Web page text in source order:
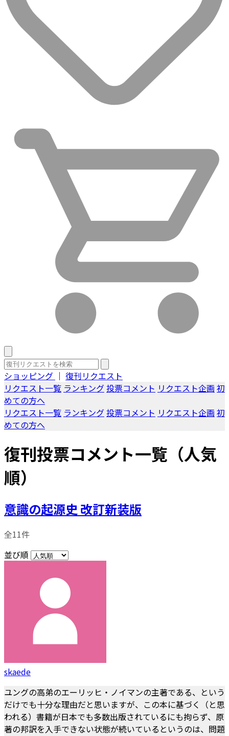
ショッピング ｜ 復刊リクエスト
リクエスト一覧 ランキング投票コメント リクエスト企画 初
めての方へ
リクエスト一覧 ランキング投票コメント リクエスト企画 初
めての方へ
復刊投票コメント一覧（人気
順）
意識の起源史 改訂新装版
全11件
並び順
skaede
ユングの高弟のエーリッヒ・ノイマンの主著である、という
だけでも十分な理由だと思いますが、この本に基づく（と思
われる）書籍が日本でも多数出版されているにも拘らず、原
著の邦訳を入手できない状態が続いているというのは、問題